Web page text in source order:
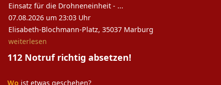
Einsatz für die Drohneneinheit - ...
07.08.2026 um 23:03 Uhr
Elisabeth-Blochmann-Platz, 35037 Marburg
weiterlesen
112 Notruf richtig absetzen!
Wo ist etwas geschehen?